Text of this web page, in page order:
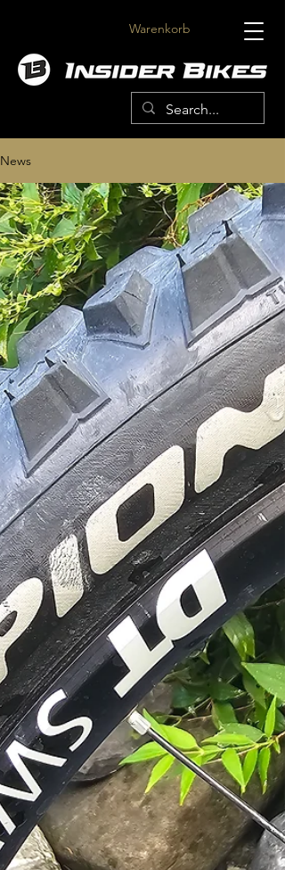
Warenkorb
News